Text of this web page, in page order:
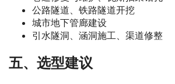
公路隧道、铁路隧道开挖
城市地下管廊建设
引水隧洞、涵洞施工、渠道修整
五、选型建议